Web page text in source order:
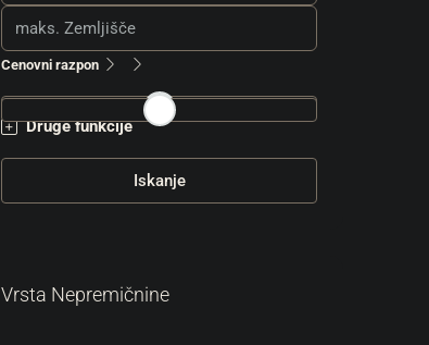
Cenovni razpon
Druge funkcije
Iskanje
Vrsta Nepremičnine